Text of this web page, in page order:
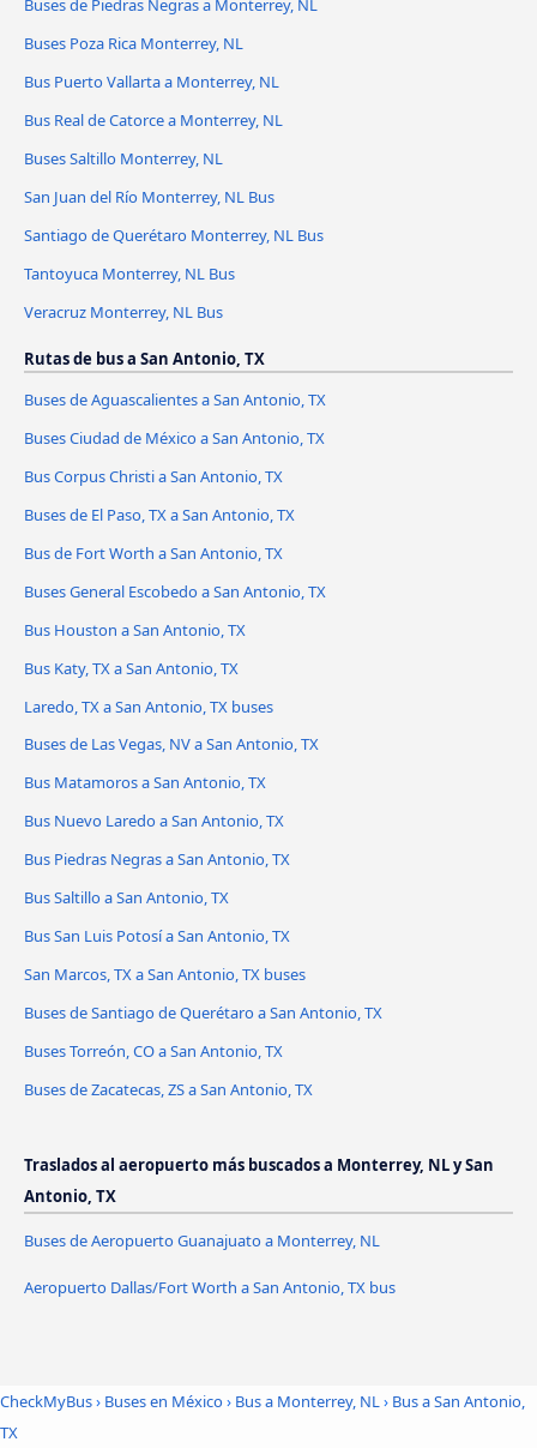
Buses de Piedras Negras a Monterrey, NL
Buses Poza Rica Monterrey, NL
Bus Puerto Vallarta a Monterrey, NL
Bus Real de Catorce a Monterrey, NL
Buses Saltillo Monterrey, NL
San Juan del Río Monterrey, NL Bus
Santiago de Querétaro Monterrey, NL Bus
Tantoyuca Monterrey, NL Bus
Veracruz Monterrey, NL Bus
Rutas de bus a San Antonio, TX
Buses de Aguascalientes a San Antonio, TX
Buses Ciudad de México a San Antonio, TX
Bus Corpus Christi a San Antonio, TX
Buses de El Paso, TX a San Antonio, TX
Bus de Fort Worth a San Antonio, TX
Buses General Escobedo a San Antonio, TX
Bus Houston a San Antonio, TX
Bus Katy, TX a San Antonio, TX
Laredo, TX a San Antonio, TX buses
Buses de Las Vegas, NV a San Antonio, TX
Bus Matamoros a San Antonio, TX
Bus Nuevo Laredo a San Antonio, TX
Bus Piedras Negras a San Antonio, TX
Bus Saltillo a San Antonio, TX
Bus San Luis Potosí a San Antonio, TX
San Marcos, TX a San Antonio, TX buses
Buses de Santiago de Querétaro a San Antonio, TX
Buses Torreón, CO a San Antonio, TX
Buses de Zacatecas, ZS a San Antonio, TX
Traslados al aeropuerto más buscados a Monterrey, NL y San
Antonio, TX
Buses de Aeropuerto Guanajuato a Monterrey, NL
Aeropuerto Dallas/Fort Worth a San Antonio, TX bus
CheckMyBus› Buses en México› Bus a Monterrey, NL› Bus a San Antonio,
TX